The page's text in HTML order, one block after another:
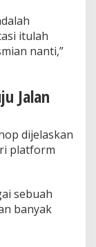
itulah
nanti,”
Jalan
dijelaskan
platform
sebuah
banyak